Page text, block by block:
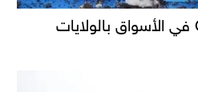
أوريو تُطلق Oreo Bites في الأسواق بالولايات